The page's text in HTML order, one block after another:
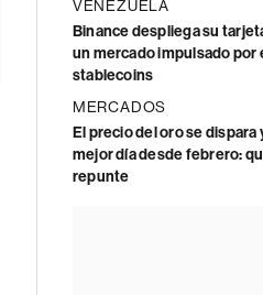
VENEZUELA
Binance despliega su
un mercado impulsado por
stablecoins
MERCADOS
El precio del oro se dispara
mejor día desde febrero:
repunte